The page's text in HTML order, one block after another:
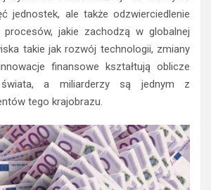
jednostek, ale także odzwierciedlenie
procesów, jakie zachodzą w globalnej
takie jak rozwój technologii, zmiany
finansowe kształtują oblicze
świata, a miliarderzy są jednym z
tego krajobrazu.